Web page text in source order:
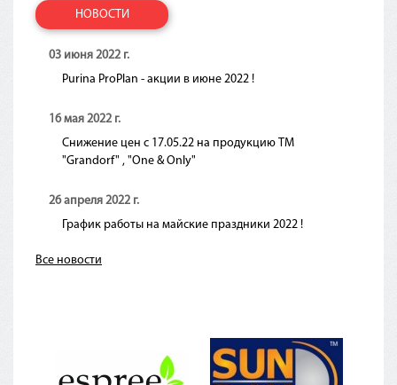
НОВОСТИ
03 июня 2022 г.
Purina ProPlan - акции в июне 2022 !
16 мая 2022 г.
Снижение цен с 17.05.22 на продукцию ТМ
"Grandorf" , "One & Only"
26 апреля 2022 г.
График работы на майские праздники 2022 !
Все новости